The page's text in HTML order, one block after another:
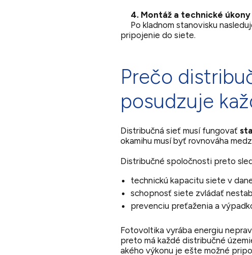
4. Montáž a technické úkony
Po kladnom stanovisku
pripojenie do siete.
Prečo
posudzuje
Distribučná sieť musí fungovať
okamihu musí byť rovnováha
Distribučné spoločnosti preto
technickú kapacitu siete v
schopnosť siete zvládať
prevenciu preťaženia a
Fotovoltika vyrába energiu
preto má každé distribučné
akého výkonu je ešte možné